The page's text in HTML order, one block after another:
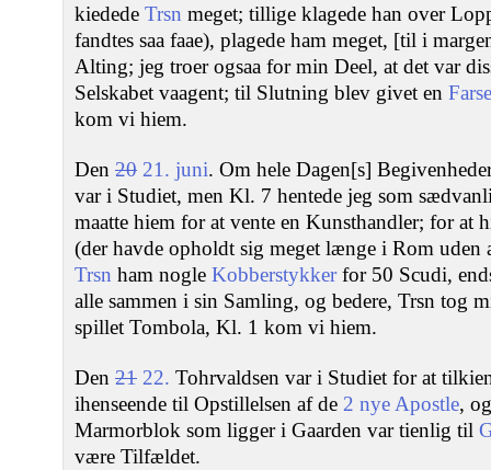
kiedede Trsn meget; tillige klagede han over
fandtes saa faae), plagede ham meget, [til i
Alting; jeg troer ogsaa for min Deel, at det var
Selskabet vaagent; til Slutning blev givet en Farse
kom vi hiem.
Den 20 21. juni. Om hele Dagen[s]
var i Studiet, men Kl. 7 hentede jeg som
maatte hiem for at vente en Kunsthandler; for at
(der havde opholdt sig meget længe i Rom uden
Trsn ham nogle Kobberstykkerfor 50 Scudi,
alle sammen i sin Samling, og bedere, Trsn tog
spillet Tombola, Kl. 1 kom vi hiem.
Den 21 22. Tohrvaldsen var i Studiet for at
ihenseende til Opstillelsen af de 2 nye Apostle,
Marmorblok som ligger i Gaarden var tienlig til
være Tilfældet.